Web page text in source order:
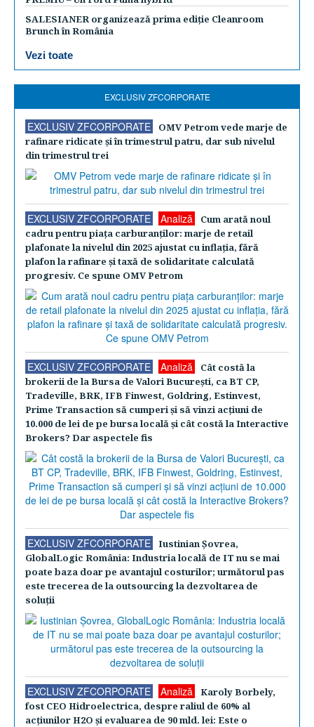
SALESIANER organizează prima ediție Cleanroom
Brunch în România
Vezi toate
EXCLUSIV ZFCORPORATE
EXCLUSIV ZFCORPORATE
OMV Petrom vede marje de
rafinare ridicate şi în trimestrul patru, dar sub nivelul
din trimestrul trei
EXCLUSIV ZFCORPORATE Analiză
Cum arată noul
cadru pentru piaţa carburanţilor: marje de retail
plafonate la nivelul din 2025 ajustat cu inflaţia, fără
plafon la rafinare şi taxă de solidaritate calculată
progresiv. Ce spune OMV Petrom
EXCLUSIV ZFCORPORATE Analiză
Cât costă la
brokerii de la Bursa de Valori Bucureşti, ca BT CP,
Tradeville, BRK, IFB Finwest, Goldring, Estinvest,
Prime Transaction să cumperi şi să vinzi acţiuni de
10.000 de lei de pe bursa locală şi cât costă la Interactive
Brokers? Dar aspectele fis
EXCLUSIV ZFCORPORATE
Iustinian Şovrea,
GlobalLogic România: Industria locală de IT nu se mai
poate baza doar pe avantajul costurilor; următorul pas
este trecerea de la outsourcing la dezvoltarea de
soluţii
EXCLUSIV ZFCORPORATE Analiză
Karoly Borbely,
fost CEO Hidroelectrica, despre raliul de 60% al
acţiunilor H2O şi evaluarea de 90 mld. lei: Este o